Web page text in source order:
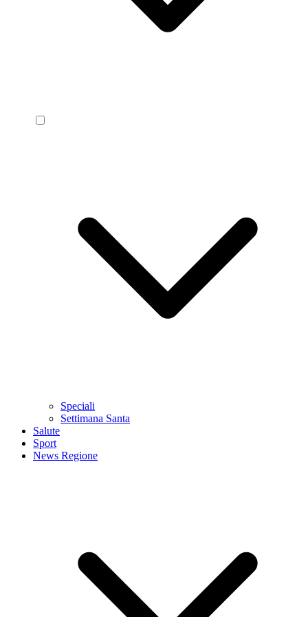
Speciali
Settimana Santa
Salute
Sport
News Regione